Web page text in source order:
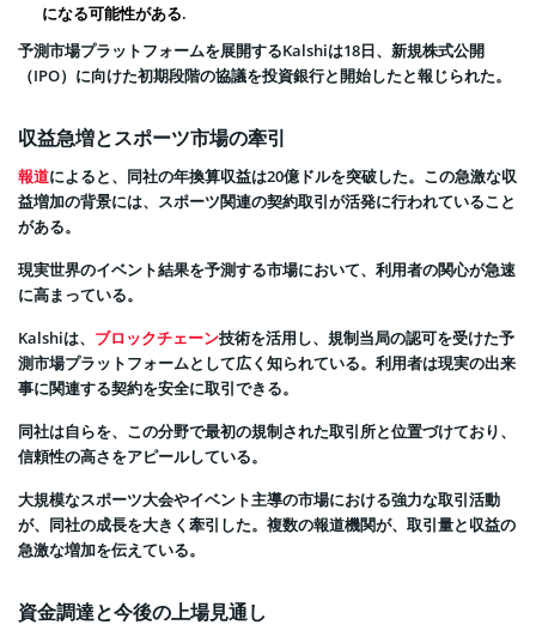
になる可能性がある.
予測市場プラットフォームを展開するKalshiは18日、新規株式公開
（IPO）に向けた初期段階の協議を投資銀行と開始したと報じられた。
収益急増とスポーツ市場の牽引
報道によると、同社の年換算収益は20億ドルを突破した。この急激な収
益増加の背景には、スポーツ関連の契約取引が活発に行われていること
がある。
現実世界のイベント結果を予測する市場において、利用者の関心が急速
に高まっている。
Kalshiは、 ブロックチェーン技術を活用し、規制当局の認可を受けた予
測市場プラットフォームとして広く知られている。利用者は現実の出来
事に関連する契約を安全に取引できる。
同社は自らを、この分野で最初の規制された取引所と位置づけており、
信頼性の高さをアピールしている。
大規模なスポーツ大会やイベント主導の市場における強力な取引活動
が、同社の成長を大きく牽引した。複数の報道機関が、取引量と収益の
急激な増加を伝えている。
資金調達と今後の上場見通し